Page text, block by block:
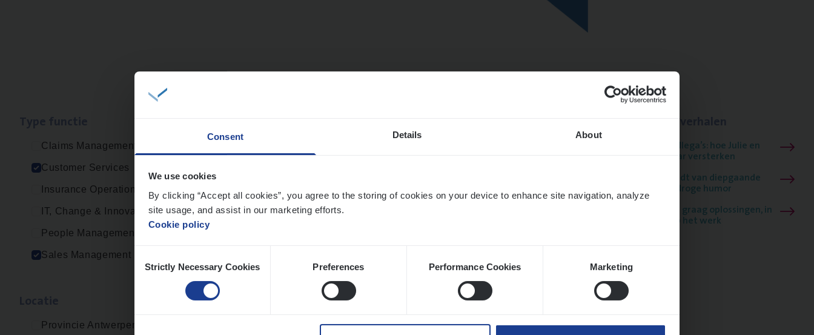
Consent Details About
We use cookies
By clicking “Accept all cookies”, you agree to the storing of cookies on your device to enhance site navigation, analyze
site usage, and assist in our marketing efforts.
Cookie policy
Selection
Strictly Necessary Cookies Preferences Performance Cookies Marketing
Claims Management
Customer Services
Insurance Operations
IT, Change & Innovation
People Management
Sales Management
Provincie Antwerpen
Meer dan collega’s: hoe Julie en
Aurélie elkaar versterken
Mathias houdt van diepgaande
dossiers én droge humor
Thalia zoekt graag oplossingen, in
games én op het werk